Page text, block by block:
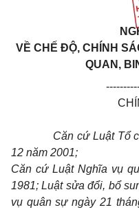
VỀ CHẾ ĐỘ, CHÍNH
QUAN,
Căn cứ Luật Tổ
12 năm 2001;
Căn cứ Luật Nghĩa vụ
1981; Luật sửa đổi, bổ
vụ quân sự ngày 21